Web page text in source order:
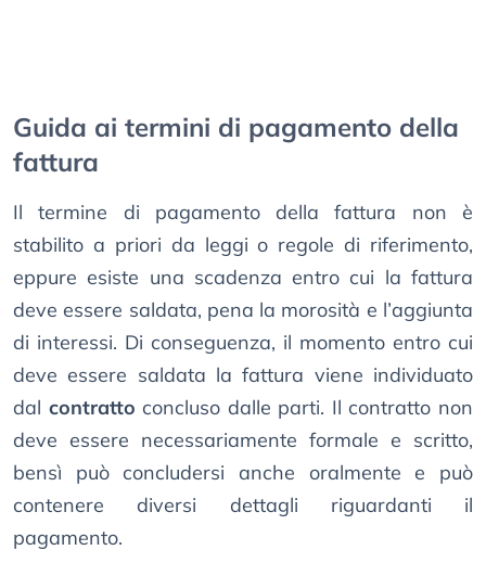
Guida ai termini di pagamento della
fattura
Il termine di pagamento della fattura non è
stabilito a priori da leggi o regole di riferimento,
eppure esiste una scadenza entro cui la fattura
deve essere saldata, pena la morosità e l’aggiunta
di interessi. Di conseguenza, il momento entro cui
deve essere saldata la fattura viene individuato
dal contratto concluso dalle parti. Il contratto non
deve essere necessariamente formale e scritto,
bensì può concludersi anche oralmente e può
contenere diversi dettagli riguardanti il
pagamento.